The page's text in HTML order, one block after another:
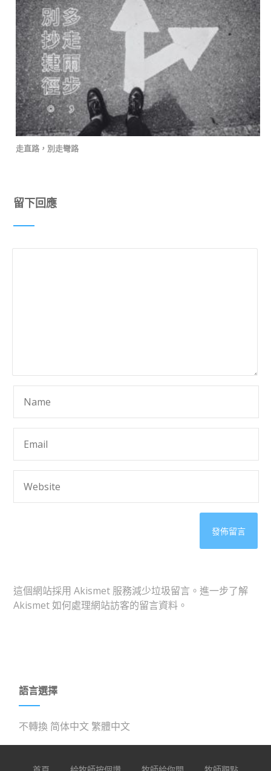
走直路，別走彎路
留下回應
這個網站採用 Akismet 服務減少垃圾留言。 進一步了解
Akismet 如何處理網站訪客的留言資料。
語言選擇
不轉換 简体中文 繁體中文